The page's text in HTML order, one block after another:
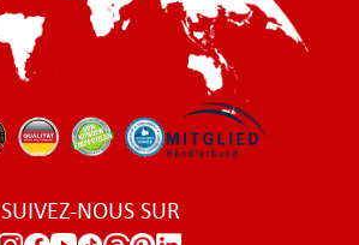
SUIVEZ-NOUS SUR